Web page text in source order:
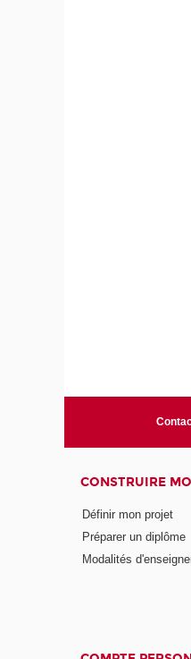
CONSTRUIRE
Définir mon projet
Préparer un diplôme
Modalités